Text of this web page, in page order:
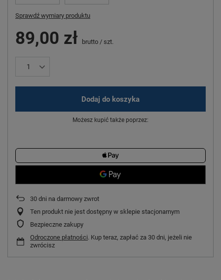
Sprawdź wymiary produktu
89,00 zł brutto / szt.
Dodaj do koszyka
Możesz kupić także poprzez:
30 dni na darmowy zwrot
Ten produkt nie jest dostępny w sklepie stacjonarnym
Bezpieczne zakupy
Odroczone płatności. Kup teraz, zapłać za 30 dni, jeżeli nie
zwrócisz